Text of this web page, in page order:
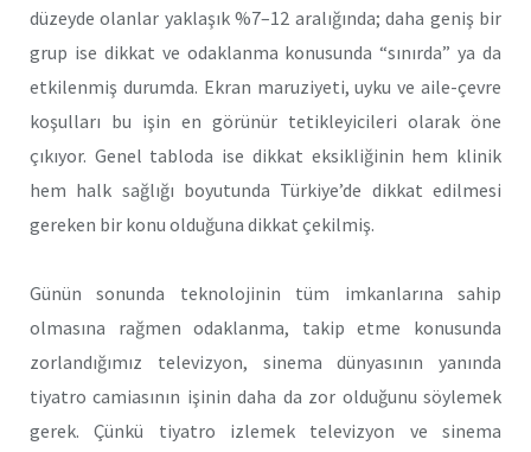
düzeyde olanlar yaklaşık %7–12 aralığında; daha geniş bir
grup ise dikkat ve odaklanma konusunda “sınırda” ya da
etkilenmiş durumda. Ekran maruziyeti, uyku ve aile-çevre
koşulları bu işin en görünür tetikleyicileri olarak öne
çıkıyor. Genel tabloda ise dikkat eksikliğinin hem klinik
hem halk sağlığı boyutunda Türkiye’de dikkat edilmesi
gereken bir konu olduğuna dikkat çekilmiş.
Günün sonunda teknolojinin tüm imkanlarına sahip
olmasına rağmen odaklanma, takip etme konusunda
zorlandığımız televizyon, sinema dünyasının yanında
tiyatro camiasının işinin daha da zor olduğunu söylemek
gerek. Çünkü tiyatro izlemek televizyon ve sinema